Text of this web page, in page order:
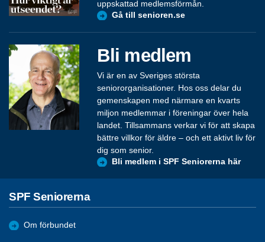
uppskattad medlemsförmån.
Gå till senioren.se
Bli medlem
Vi är en av Sveriges största
seniororganisationer. Hos oss delar du
gemenskapen med närmare en kvarts
miljon medlemmar i föreningar över hela
landet. Tillsammans verkar vi för att skapa
bättre villkor för äldre – och ett aktivt liv för
dig som senior.
Bli medlem i SPF Seniorerna här
SPF Seniorerna
Om förbundet